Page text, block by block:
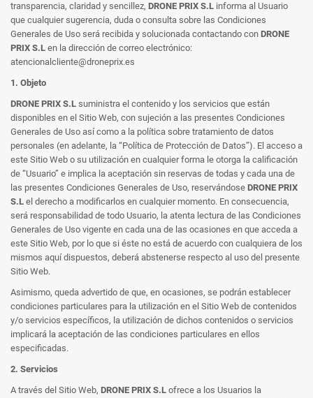
transparencia, claridad y sencillez, DRONE PRIX S.L informa al Usuario
que cualquier sugerencia, duda o consulta sobre las Condiciones
Generales de Uso será recibida y solucionada contactando con DRONE
PRIX S.L en la dirección de correo electrónico:
atencionalcliente@droneprix.es
1. Objeto
DRONE PRIX S.L suministra el contenido y los servicios que están
disponibles en el Sitio Web, con sujeción a las presentes Condiciones
Generales de Uso así como a la política sobre tratamiento de datos
personales (en adelante, la “Política de Protección de Datos”). El acceso a
este Sitio Web o su utilización en cualquier forma le otorga la calificación
de “Usuario” e implica la aceptación sin reservas de todas y cada una de
las presentes Condiciones Generales de Uso, reservándose DRONE PRIX
S.L el derecho a modificarlos en cualquier momento. En consecuencia,
será responsabilidad de todo Usuario, la atenta lectura de las Condiciones
Generales de Uso vigente en cada una de las ocasiones en que acceda a
este Sitio Web, por lo que si éste no está de acuerdo con cualquiera de los
mismos aquí dispuestos, deberá abstenerse respecto al uso del presente
Sitio Web.
Asimismo, queda advertido de que, en ocasiones, se podrán establecer
condiciones particulares para la utilización en el Sitio Web de contenidos
y/o servicios específicos, la utilización de dichos contenidos o servicios
implicará la aceptación de las condiciones particulares en ellos
especificadas.
2. Servicios
A través del Sitio Web, DRONE PRIX S.L ofrece a los Usuarios la